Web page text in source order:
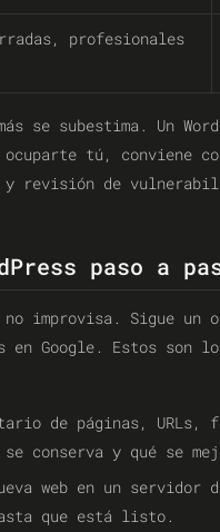
profesionales
se subestima. Un
tú, conviene
y revisión de
paso a
no improvisa. Sigue un
en Google. Estos son
de páginas, URLs,
conserva y qué se
web en un
que está listo.